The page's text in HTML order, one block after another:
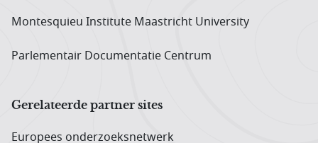
Montesquieu Institute Maastricht University
Parlementair Documentatie Centrum
Gerelateerde partner sites
Europees onderzoeks­netwerk